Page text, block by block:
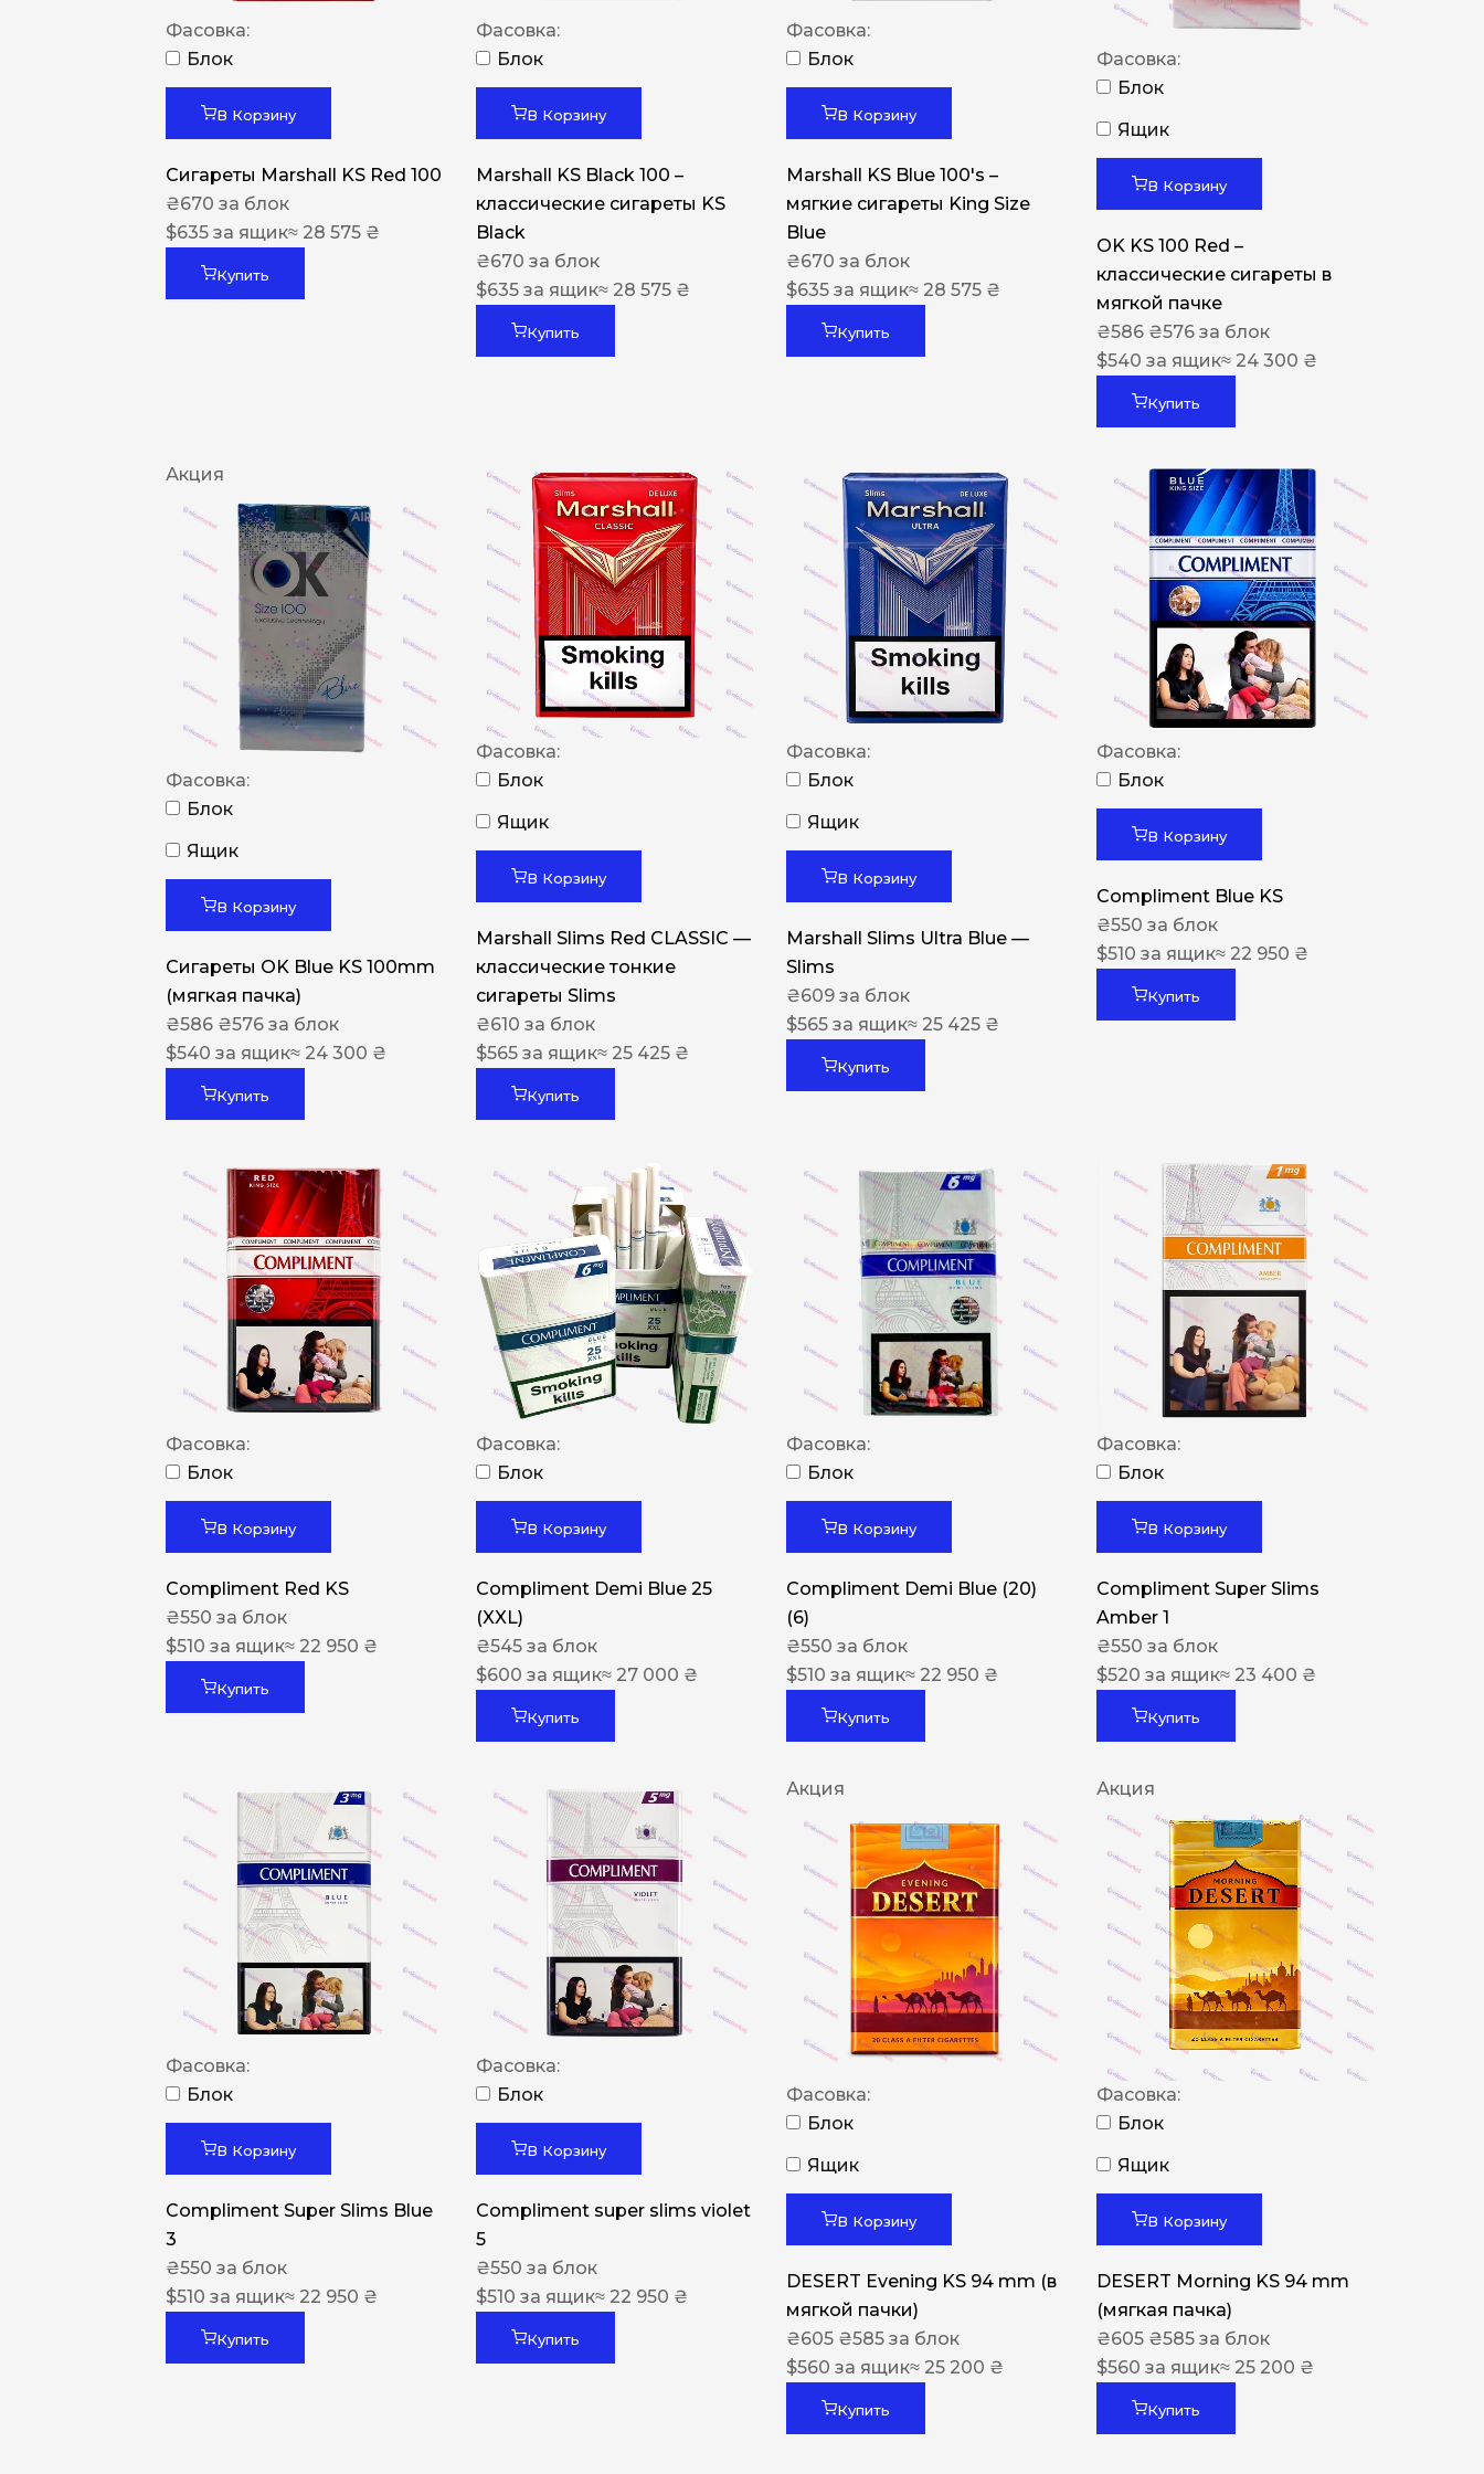
Manchester
Nistru
Leana
Montecristo
MONUS
NERO
NERO
Гуцульскі
Italian Blend 821
OSCAR
Dandy
Arizona
Сигарети LD
Фасовка:
Блок
В Корзину
Сигареты Marshall KS Red 100
₴670 за блок
$635 за ящик≈ 28 575 ₴
Купить
Фасовка:
Блок
В Корзину
Marshall KS Black 100 –
классические сигареты KS
Black
₴670 за блок
$635 за ящик≈ 28 575 ₴
Купить
Фасовка:
Блок
В Корзину
Marshall KS Blue 100's –
мягкие сигареты King Size
Blue
₴670 за блок
$635 за ящик≈ 28 575 ₴
Купить
Фасовка:
Блок
Ящик
В Корзину
OK KS 100 Red –
классические сигареты в
мягкой пачке
₴586 ₴576 за блок
$540 за ящик≈ 24 300 ₴
Купить
Акция
Фасовка:
Блок
Ящик
В Корзину
Сигареты OK Blue KS 100mm
(мягкая пачка)
₴586 ₴576 за блок
$540 за ящик≈ 24 300 ₴
Купить
Фасовка:
Блок
Ящик
В Корзину
Marshall Slims Red CLASSIC —
классические тонкие
сигареты Slims
₴610 за блок
$565 за ящик≈ 25 425 ₴
Купить
Фасовка:
Блок
Ящик
В Корзину
Marshall Slims Ultra Blue —
Slims
₴609 за блок
$565 за ящик≈ 25 425 ₴
Купить
Фасовка:
Блок
В Корзину
Compliment Blue KS
₴550 за блок
$510 за ящик≈ 22 950 ₴
Купить
Фасовка:
Блок
В Корзину
Compliment Red KS
₴550 за блок
$510 за ящик≈ 22 950 ₴
Купить
Фасовка:
Блок
В Корзину
Compliment Demi Blue 25
(XXL)
₴545 за блок
$600 за ящик≈ 27 000 ₴
Купить
Фасовка:
Блок
В Корзину
Compliment Demi Blue (20)
(6)
₴550 за блок
$510 за ящик≈ 22 950 ₴
Купить
Фасовка:
Блок
В Корзину
Compliment Super Slims
Amber 1
₴550 за блок
$520 за ящик≈ 23 400 ₴
Купить
Фасовка:
Блок
В Корзину
Compliment Super Slims Blue
3
₴550 за блок
$510 за ящик≈ 22 950 ₴
Купить
Фасовка:
Блок
В Корзину
Compliment super slims violet
5
₴550 за блок
$510 за ящик≈ 22 950 ₴
Купить
Акция
Фасовка:
Блок
Ящик
В Корзину
DESERT Evening KS 94 mm (в
мягкой пачки)
₴605 ₴585 за блок
$560 за ящик≈ 25 200 ₴
Купить
Акция
Фасовка:
Блок
Ящик
В Корзину
DESERT Morning KS 94 mm
(мягкая пачка)
₴605 ₴585 за блок
$560 за ящик≈ 25 200 ₴
Купить